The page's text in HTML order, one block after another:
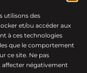
utilisons des
et/ou accéder aux
à ces technologies
que le comportement
ce site. Ne pas
négativement